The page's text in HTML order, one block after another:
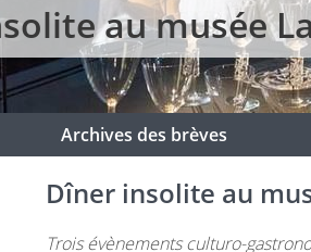
au musée
Archives des brèves
Dîner insolite au
Trois évènements culturo-